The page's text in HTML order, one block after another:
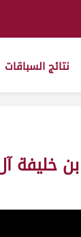
نتائج السباقات